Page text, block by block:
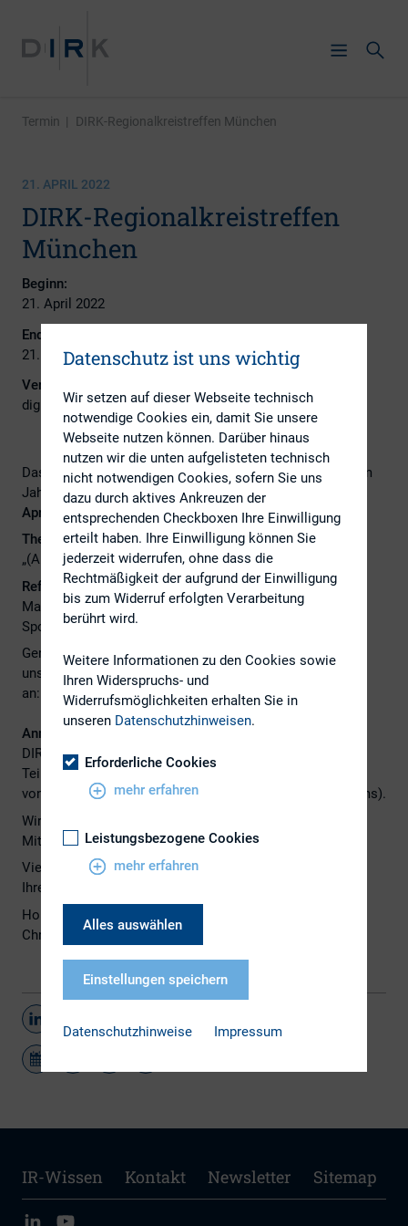
Termin | DIRK-Regionalkreistreffen München
21. APRIL 2022
DIRK-Regionalkreistreffen
München
Beginn:
21. April 2022
Ende:
21. April 2022
Veranstaltungsort:
digital
Das zweite Treffen des DIRK-Regionalkreises München im
Jahr 2022 findet imvirtuellenFormat am
April 2022 um 16:30 Uhrstatt.
Thema:
„(Algorithmischer-)Handel auf Nachrichten“
Referent:
Marcel Magiera, M.M. Warburg & CO, Designated
Sponsoring
Gerne leiten wir Ihre Fragen vorab gesammelt an
unseren Referenten weiter (bitte per Mail
an:
christopher.helmreich@wackerneuson.com
Anmeldungen bitte bis 20. April 2022
DIRK-Geschäftsstelle
(info@dirk.org
Teilnehmer erhalten dann kurz vor dem virtuellen Treffen
von der DIRK-Geschäftsstelle die Einwahldaten (MS Teams).
Wir freuen uns auf Eure / Ihre Teilnahme und eine aktive
Mitwirkung.
Viele Grüße
Ihre / Eure Regionalkreisleiter
Horst Bertram, Verband deutscher Pfandbriefbanken
Christopher Helmreich, Wacker Neuson SE
IR-Wissen Kontakt Newsletter Sitemap
Datenschutz ist uns wichtig
Wir setzen auf dieser Webseite technisch
notwendige Cookies ein, damit Sie unsere
Webseite nutzen können. Darüber hinaus
nutzen wir die unten aufgelisteten technisch
nicht notwendigen Cookies, sofern Sie uns
dazu durch aktives Ankreuzen der
entsprechenden Checkboxen Ihre Einwilligung
erteilt haben. Ihre Einwilligung können Sie
jederzeit widerrufen, ohne dass die
Rechtmäßigkeit der aufgrund der Einwilligung
bis zum Widerruf erfolgten Verarbeitung
berührt wird.
Weitere Informationen zu den Cookies sowie
Ihren Widerspruchs- und
Widerrufsmöglichkeiten erhalten Sie in
unseren Datenschutzhinweisen.
Erforderliche Cookies
mehr erfahren
Leistungsbezogene Cookies
mehr erfahren
Alles auswählen
Einstellungen speichern
Datenschutzhinweise Impressum